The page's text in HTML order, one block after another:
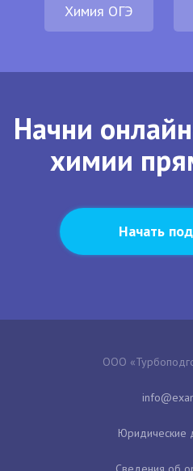
Химия ОГЭ
Начни
химии
Начать
ООО
Юридические